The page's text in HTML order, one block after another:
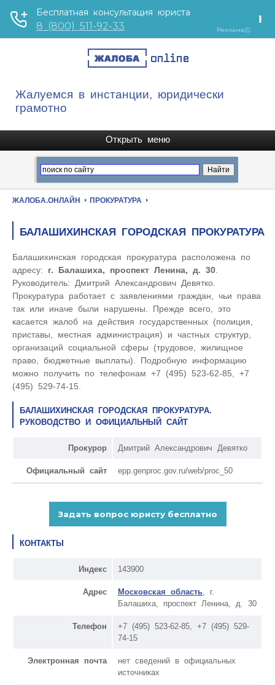
Жалуемся в инстанции, юридически
грамотно
ЖАЛОБА.ОНЛАЙН ПРОКУРАТУРА
БАЛАШИХИНСКАЯ ГОРОДСКАЯ ПРОКУРАТУРА
Балашихинская городская прокуратура расположена по
адресу: г. Балашиха, проспект Ленина, д. 30
Руководитель: Дмитрий Александрович Девятко.
Прокуратура работает с заявлениями граждан, чьи права
так или иначе были нарушены. Прежде всего, это
касается жалоб на действия государственных (полиция,
приставы, местная администрация) и частных структур,
организаций социальной сферы (трудовое, жилищное
право, бюджетные выплаты). Подробную информацию
можно получить по телефонам +7 (495) 523-62-85, +7
(495) 529-74-15.
БАЛАШИХИНСКАЯ ГОРОДСКАЯ ПРОКУРАТУРА.
РУКОВОДСТВО И ОФИЦИАЛЬНЫЙ САЙТ
Прокурор Дмитрий Александрович Девятко
Официальный сайт epp.genproc.gov.ru/web/proc_50
КОНТАКТЫ
Индекс 143900
Адрес Московская область , г.
Балашиха, проспект Ленина, д. 30
Телефон
+7 (495) 523-62-85, +7 (495) 529-
74-15
Электронная почта
нет сведений в официальных
источниках